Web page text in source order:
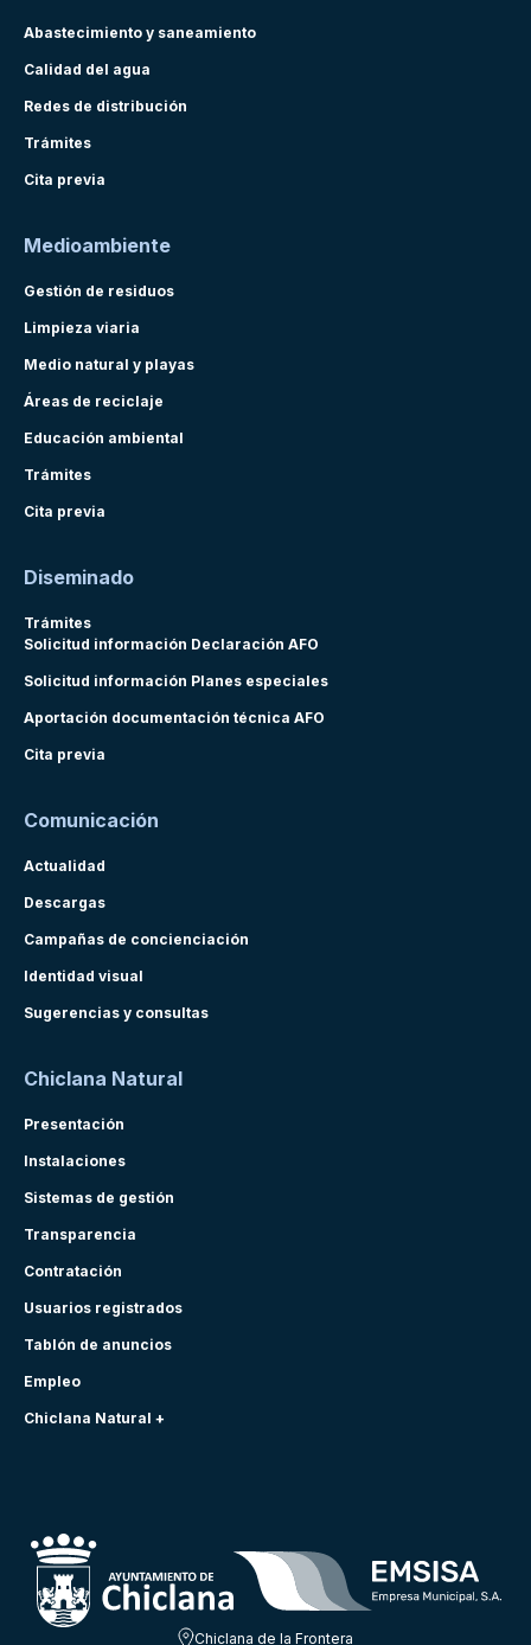
Abastecimiento y saneamiento
Calidad del agua
Redes de distribución
Trámites
Cita previa
Medioambiente
Gestión de residuos
Limpieza viaria
Medio natural y playas
Áreas de reciclaje
Educación ambiental
Trámites
Cita previa
Diseminado
Trámites
Solicitud información Declaración AFO
Solicitud información Planes especiales
Aportación documentación técnica AFO
Cita previa
Comunicación
Actualidad
Descargas
Campañas de concienciación
Identidad visual
Sugerencias y consultas
Chiclana Natural
Presentación
Instalaciones
Sistemas de gestión
Transparencia
Contratación
Usuarios registrados
Tablón de anuncios
Empleo
Chiclana Natural +
Chiclana de la Frontera